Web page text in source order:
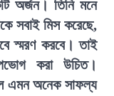
অর্জন। তিনি মনে
সবাই মিস করেছে,
স্মরণ করবে। তাই
করা উচিত।
দল এমন অনেক সাফল্য